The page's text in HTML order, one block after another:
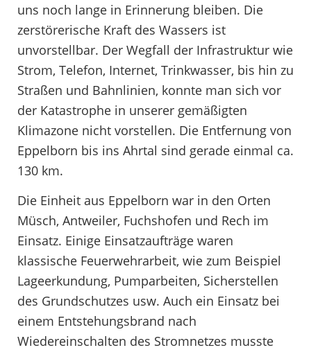
uns noch lange in Erinnerung bleiben. Die
zerstörerische Kraft des Wassers ist
unvorstellbar. Der Wegfall der Infrastruktur wie
Strom, Telefon, Internet, Trinkwasser, bis hin zu
Straßen und Bahnlinien, konnte man sich vor
der Katastrophe in unserer gemäßigten
Klimazone nicht vorstellen. Die Entfernung von
Eppelborn bis ins Ahrtal sind gerade einmal ca.
130 km.
Die Einheit aus Eppelborn war in den Orten
Müsch, Antweiler, Fuchshofen und Rech im
Einsatz. Einige Einsatzaufträge waren
klassische Feuerwehrarbeit, wie zum Beispiel
Lageerkundung, Pumparbeiten, Sicherstellen
des Grundschutzes usw. Auch ein Einsatz bei
einem Entstehungsbrand nach
Wiedereinschalten des Stromnetzes musste